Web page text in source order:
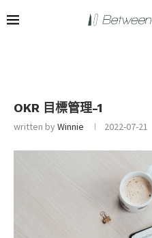
OKR 目標管理-1
written byWinnie 2022-07-21